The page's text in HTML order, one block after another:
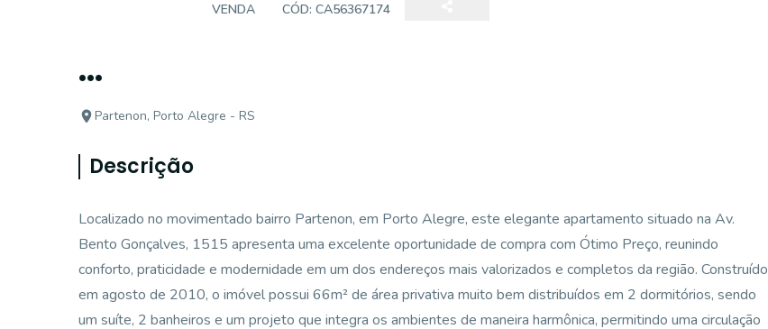
VENDA CÓD: CA56367174
...
Partenon, Porto Alegre - RS
Descrição
Localizado no movimentado bairro Partenon, em Porto Alegre, este elegante apartamento situado na Av.
Bento Gonçalves, 1515 apresenta uma excelente oportunidade de compra com Ótimo Preço, reunindo
conforto, praticidade e modernidade em um dos endereços mais valorizados e completos da região. Construído
em agosto de 2010, o imóvel possui 66m² de área privativa muito bem distribuídos em 2 dormitórios, sendo
um suíte, 2 banheiros e um projeto que integra os ambientes de maneira harmônica, permitindo uma circulação